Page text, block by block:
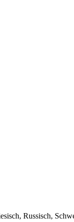
Russisch,